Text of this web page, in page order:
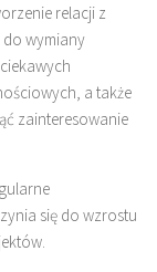
relacji z
wymiany
a także
zainteresowanie
się do wzrostu